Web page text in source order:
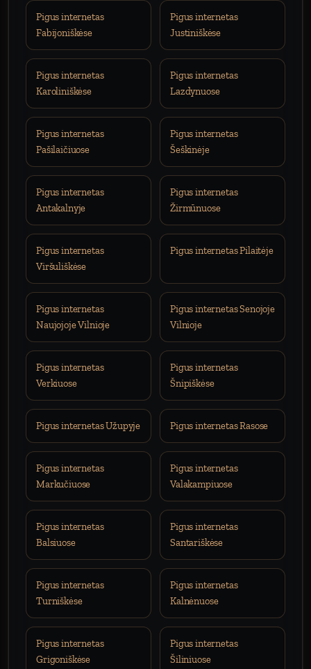
Pigus internetas
Fabijoniškėse
Pigus internetas
Justiniškėse
Pigus internetas
Karoliniškėse
Pigus internetas
Lazdynuose
Pigus internetas
Pašilaičiuose
Pigus internetas
Šeškinėje
Pigus internetas
Antakalnyje
Pigus internetas
Žirmūnuose
Pigus internetas
Viršuliškėse
Pigus internetas Pilaitėje
Pigus internetas
Naujojoje Vilnioje
Pigus internetas Senojoje
Vilnioje
Pigus internetas
Verkiuose
Pigus internetas
Šnipiškėse
Pigus internetas Užupyje Pigus internetas Rasose
Pigus internetas
Markučiuose
Pigus internetas
Valakampiuose
Pigus internetas
Balsiuose
Pigus internetas
Santariškėse
Pigus internetas
Turniškėse
Pigus internetas
Kalnėnuose
Pigus internetas
Grigoniškėse
Pigus internetas
Šiliniuose